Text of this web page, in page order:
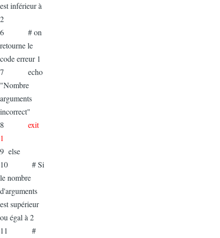
est inférieur à
2
6 # on
retourne le
code erreur 1
7 echo
"Nombre
arguments
incorrect"
8 exit
1
9 else
10 # Si
le nombre
d'arguments
est supérieur
ou égal à 2
11 #